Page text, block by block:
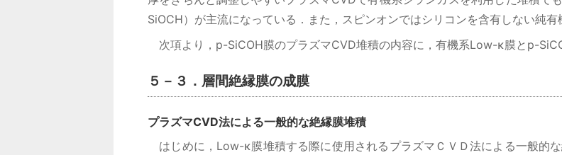
SiOCH）が主流になっている．また，スピンオンではシリコンを含有しない純
次項より，p-SiCOH膜のプラズマCVD堆積の内容に，有機系Low-κ膜とp-
５－３．層間絶縁膜の成膜
プラズマCVD法による一般的な絶縁膜堆積
はじめに，Low-κ膜堆積する際に使用されるプラズマＣＶＤ法による一般的